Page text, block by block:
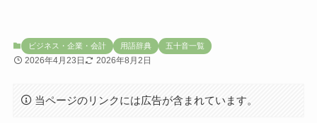
ビジネス・企業・会計 用語辞典 五十音一覧
2026年4月23日 2026年8月2日
当ページのリンクには広告が含まれています。